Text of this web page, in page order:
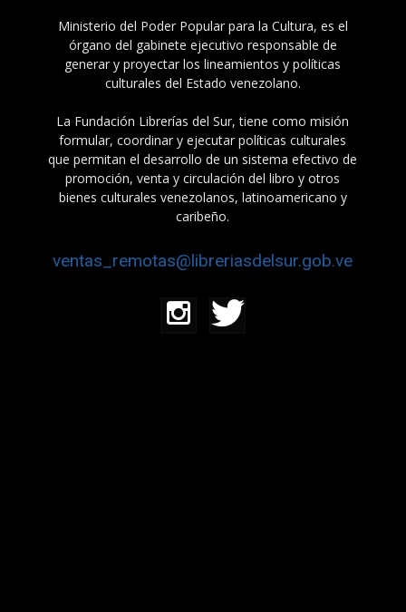
Ministerio del Poder Popular para la Cultura, es el
órgano del gabinete ejecutivo responsable de
generar y proyectar los lineamientos y políticas
culturales del Estado venezolano.
La Fundación Librerías del Sur, tiene como misión
formular, coordinar y ejecutar políticas culturales
que permitan el desarrollo de un sistema efectivo de
promoción, venta y circulación del libro y otros
bienes culturales venezolanos, latinoamericano y
caribeño.
ventas_remotas@libreriasdelsur.gob.ve